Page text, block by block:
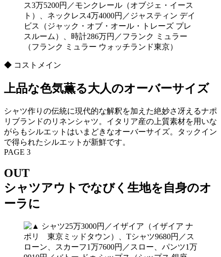
ス3万5200円／モンクレール（オブジェ・イース
ト）、ネックレス4万4000円／ジャスティン デイ
ビス（ジャック・オブ・オール・トレーズ プレ
スルーム）、時計286万円／フランク ミュラー
（フランク ミュラー ウォッチランド東京）
◆ コストメイン
上品な色気薫る大人のオーバーサイズ
シャツ作りの伝統に現代的な解釈を加えた絶妙さ冴えるナポ
リブランドのリネンシャツ。イタリア産の上質素材を用いな
がらもシルエットはいまどきなオーバーサイズ。タックイン
で得られたシルエットが新鮮です。
PAGE 3
OUT
シャツアウトでなびく生地を自身のオ
ーラに